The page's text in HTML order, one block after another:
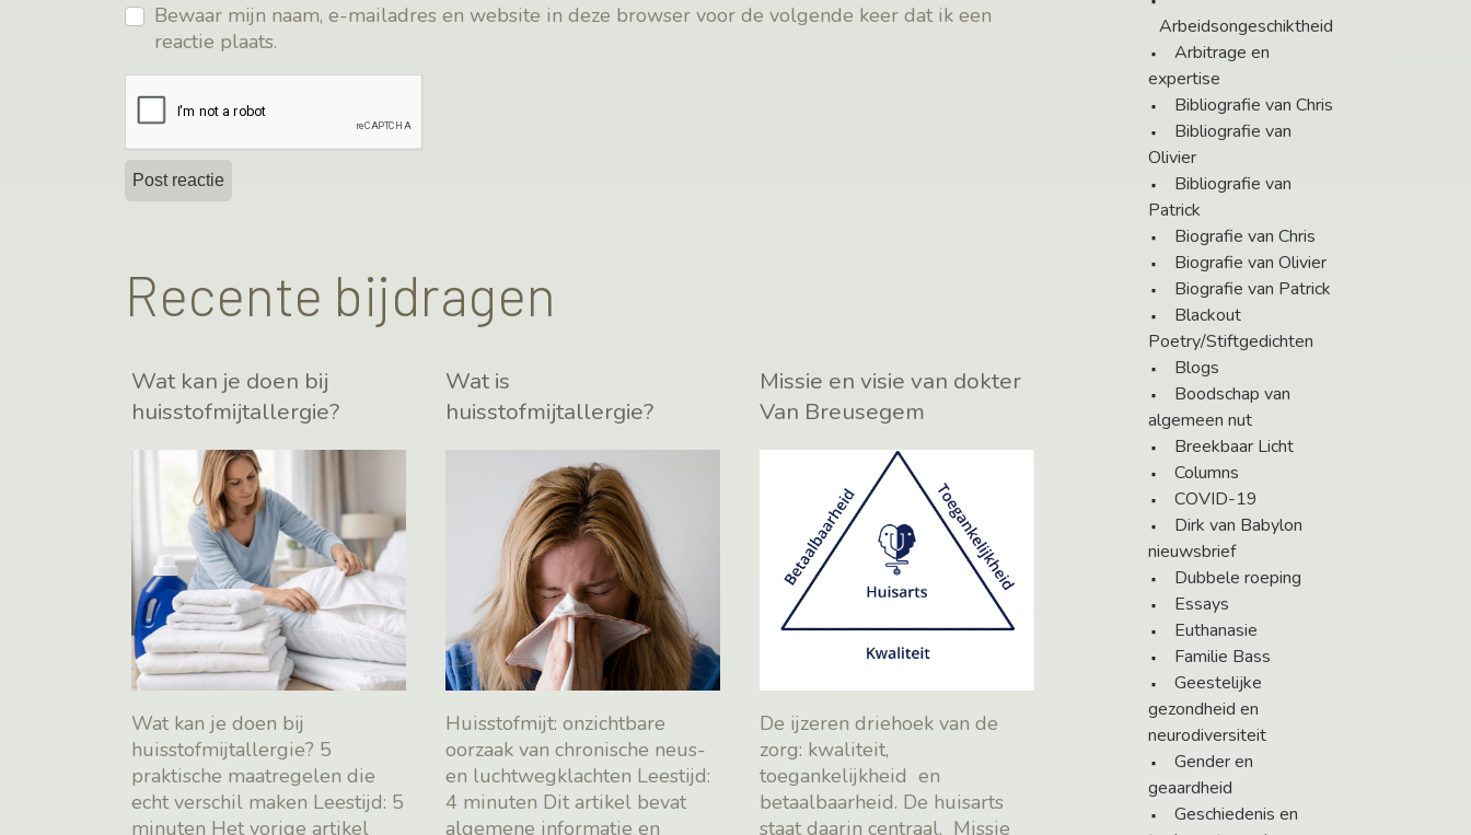
Bewaar mijn naam, e-mailadres en website in deze browser voor de volgende keer dat ik een
reactie plaats.
Recente bijdragen
Wat kan je doen bij
huisstofmijtallergie?
Wat kan je doen bij
huisstofmijtallergie? 5
praktische maatregelen die
echt verschil maken Leestijd: 5
minuten Het vorige artikel
Wat is
huisstofmijtallergie?
Huisstofmijt: onzichtbare
oorzaak van chronische neus-
en luchtwegklachten Leestijd:
4 minuten Dit artikel bevat
algemene informatie en
Missie en visie van dokter
Van Breusegem
De ijzeren driehoek van de
zorg: kwaliteit,
toegankelijkheid en
betaalbaarheid. De huisarts
staat daarin centraal. Missie
Arbeidsongeschiktheid
Arbitrage en
expertise
Bibliografie van Chris
Bibliografie van
Olivier
Bibliografie van
Patrick
Biografie van Chris
Biografie van Olivier
Biografie van Patrick
Blackout
Poetry/Stiftgedichten
Blogs
Boodschap van
algemeen nut
Breekbaar Licht
Columns
COVID-19
Dirk van Babylon
nieuwsbrief
Dubbele roeping
Essays
Euthanasie
Familie Bass
Geestelijke
gezondheid en
neurodiversiteit
Gender en
geaardheid
Geschiedenis en